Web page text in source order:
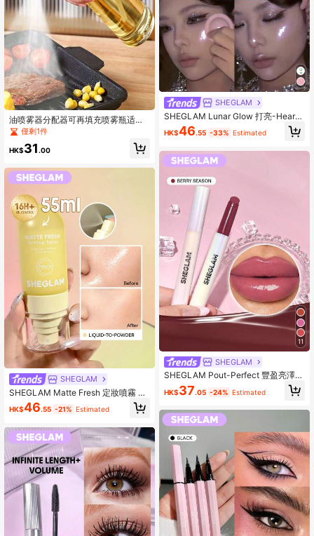
油喷雾器分配器可再填充喷雾瓶适用
于烧烤烹饪沙拉园艺随机颜色，多种
规格
僅剩1件
HK$31 .00
SHEGLAM
SHEGLAM Matte Fresh 定妝噴霧 品
牌美妝化妝品 適合女士與女孩
HK$46.55 -21% Estimated
SHEGLAM
SHEGLAM Lunar Glow 打亮-Heart
Galaxy 品牌美妝化妝品 適合女士與
女孩
HK$46.55 -33% Estimated
11
SHEGLAM
SHEGLAM Pout-Perfect 豐盈亮澤唇
蜜-Berry Season 品牌美妝化妝品 適
合女士與女孩
HK$37.05 -24% Estimated